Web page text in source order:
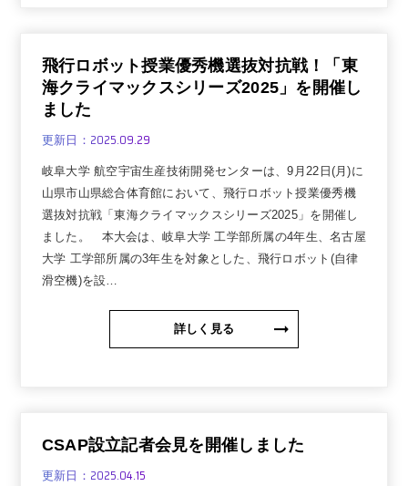
飛行ロボット授業優秀機選抜対抗戦！「東
海クライマックスシリーズ2025」を開催し
ました
更新日： 2025.09.29
岐阜大学 航空宇宙生産技術開発センターは、9月22日(月)に
山県市山県総合体育館において、飛行ロボット授業優秀機
選抜対抗戦「東海クライマックスシリーズ2025」を開催し
ました。 本大会は、岐阜大学 工学部所属の4年生、名古屋
大学 工学部所属の3年生を対象とした、飛行ロボット(自律
滑空機)を設…
詳しく見る
CSAP設立記者会見を開催しました
更新日： 2025.04.15